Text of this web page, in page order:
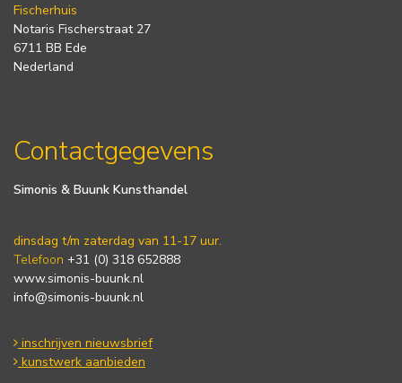
Fischerhuis
Notaris Fischerstraat 27
6711 BB Ede
Nederland
Contactgegevens
Simonis & Buunk Kunsthandel
dinsdag t/m zaterdag van 11-17 uur.
Telefoon +31 (0) 318 652888
www.simonis-buunk.nl
info@simonis-buunk.nl
inschrijven nieuwsbrief
kunstwerk aanbieden